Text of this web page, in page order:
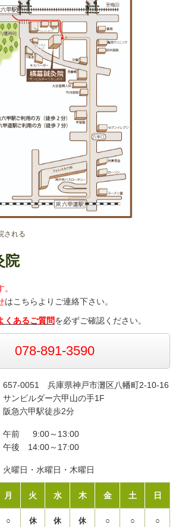
される
院
はこちらよりご連絡下さい。
くあるご質問を必ずご確認ください。
078-891-3590
657-0051 兵庫県神戸市灘区八幡町2-10-16
サンビルダー六甲山の手1F
阪急六甲駅徒歩2分
午前 9:00～13:00
午後 14:00～17:00
火曜日・水曜日・木曜日
月 火 水 木 金 土 日
○ 休 休 休 ○ ○ ○